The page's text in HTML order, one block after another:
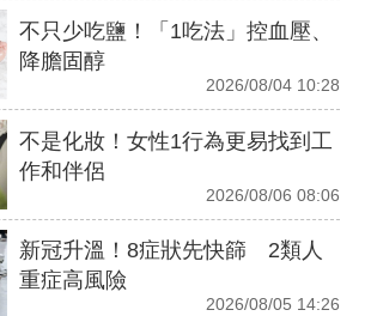
不只少吃鹽！「1吃法」控血壓、
降膽固醇
2026/08/04 10:28
不是化妝！女性1行為更易找到工
作和伴侶
2026/08/06 08:06
新冠升溫！8症狀先快篩 2類人
重症高風險
2026/08/05 14:26